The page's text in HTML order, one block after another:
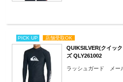
PICK UP 店舗受取OK
QUIKSILVER(クイッ
ズ QLY261002
ラッシュガード メー